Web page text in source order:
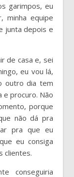
garimpos, eu
minha equipe
junta depois e
de casa e, sei
eu vou lá,
outro dia tem
e procuro. Não
porque
não dá pra
pra que eu
eu consiga
clientes.
conseguiria